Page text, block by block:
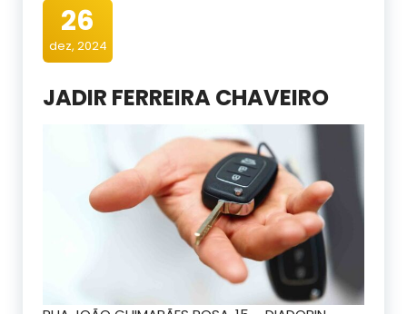
26
dez, 2024
JADIR FERREIRA CHAVEIRO